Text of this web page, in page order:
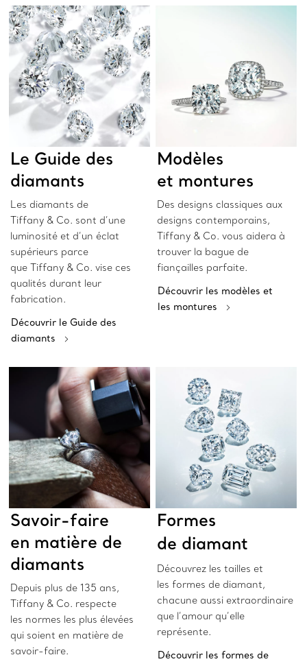
Le Guide des
diamants
Les diamants de
Tiffany & Co. sont d’une
luminosité et d’un éclat
supérieurs parce
que Tiffany & Co. vise ces
qualités durant leur
fabrication.
Découvrir le Guide des
diamants
Modèles
et montures
Des designs classiques aux
designs contemporains,
Tiffany & Co. vous aidera à
trouver la bague de
fiançailles parfaite.
Découvrir les modèles et
les montures
Savoir-faire
en matière de
diamants
Depuis plus de 135 ans,
Tiffany & Co. respecte
les normes les plus élevées
qui soient en matière de
savoir-faire.
Formes
de diamant
Découvrez les tailles et
les formes de diamant,
chacune aussi extraordinaire
que l’amour qu’elle
représente.
Découvrir les formes de